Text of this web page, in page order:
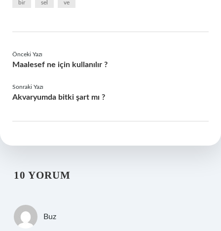
bir sel ve
Önceki Yazı
Maalesef ne için kullanılır ?
Sonraki Yazı
Akvaryumda bitki şart mı ?
10 YORUM
Buz